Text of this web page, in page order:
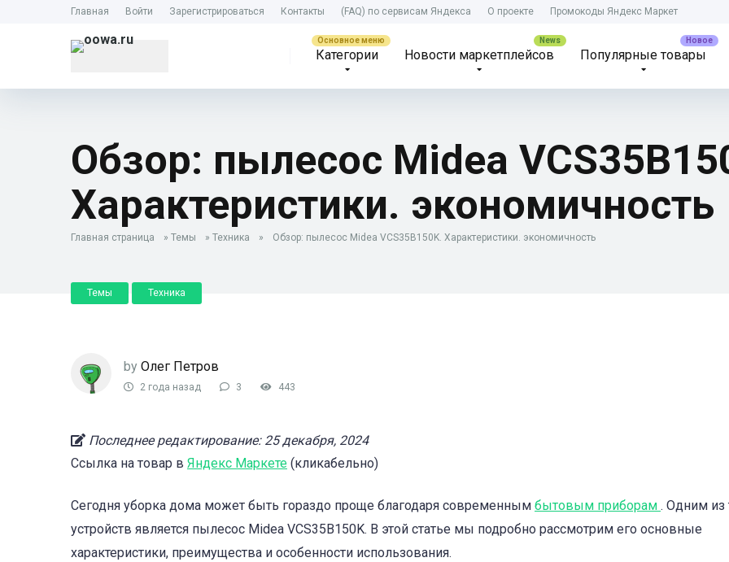
Главная Войти Зарегистрироваться Контакты (FAQ) по сервисам Яндекса О проекте Промокоды Яндекс Маркет
Категории Новости маркетплейсов Популярные товары
Обзор: пылесос Midea
Характеристики. экономичность
Главная страница » Темы » Техника » Обзор: пылесос Midea VCS35B150K. Характеристики. экономичность
Темы Техника
by Олег Петров
2 года назад 3 443
Последнее редактирование: 25 декабря, 2024
Ссылка на товар в Яндекс Маркете (кликабельно)
Сегодня уборка дома может быть гораздо проще благодаря современным бытовым приборам . Одним из
устройств является пылесос Midea VCS35B150K. В этой статье мы подробно рассмотрим его основные
характеристики, преимущества и особенности использования.